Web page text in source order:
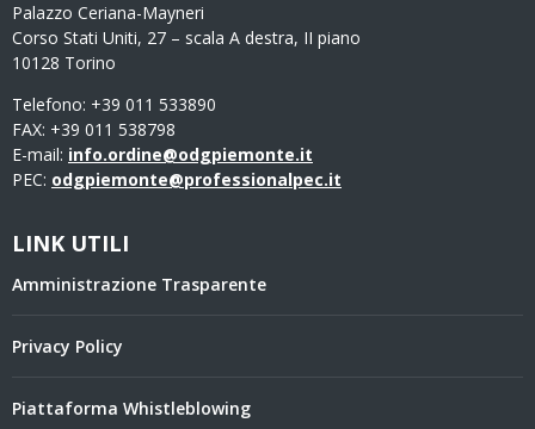
Palazzo Ceriana-Mayneri
Corso Stati Uniti, 27 – scala A destra, II piano
10128 Torino
Telefono: +39 011 533890
FAX: +39 011 538798
E-mail: info.ordine@odgpiemonte.it
PEC: odgpiemonte@professionalpec.it
LINK UTILI
Amministrazione Trasparente
Privacy Policy
Piattaforma Whistleblowing